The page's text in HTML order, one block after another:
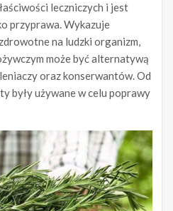
leczniczych i jest
przyprawa. Wykazuje
na ludzki organizm,
może być alternatywą
oraz konserwantów. Od
były używane w celu poprawy